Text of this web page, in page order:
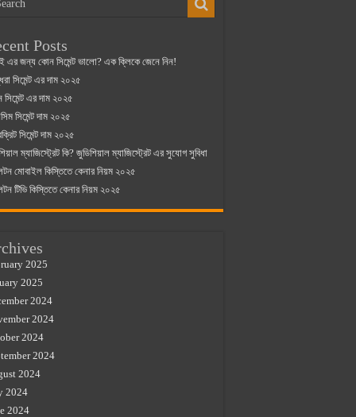
Posts
এর জন্য কোন সিমেন্ট ভালো? এক ক্লিকে জেনে নিন!
সিমেন্ট এর দাম ২০২৫
সিমেন্ট এর দাম ২০২৫
সিমেন্ট দাম ২০২৫
সিমেন্ট দাম ২০২৫
ম্যাজিস্ট্রেট কি? জুডিশিয়াল ম্যাজিস্ট্রেট এর সুযোগ সুবিধা
মোবাইল কিস্তিতে কেনার নিয়ম ২০২৫
টিভি কিস্তিতে কেনার নিয়ম ২০২৫
2025
2025
2024
2024
2024
2024
2024
2024
2024